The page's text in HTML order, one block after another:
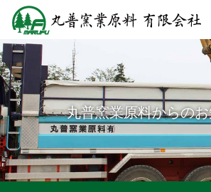
丸普窯業原料からの